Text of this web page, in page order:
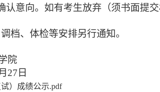
认意向。如有考生放弃（须书面提
档、体检等安排另行通知。
院
27 日
）成绩公示.pdf